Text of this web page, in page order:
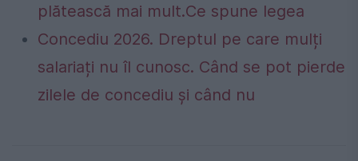
plătească mai mult.Ce spune legea
Concediu 2026. Dreptul pe care mulți
salariați nu îl cunosc. Când se pot pierde
zilele de concediu și când nu